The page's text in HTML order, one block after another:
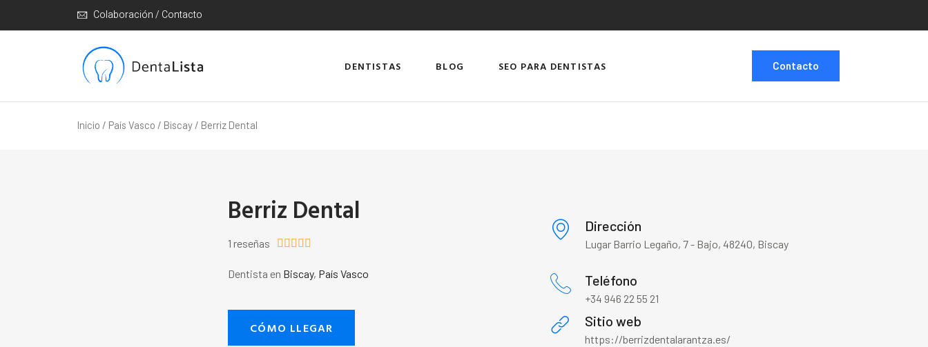
Colaboración / Contacto
DENTISTAS BLOG SEO PARA DENTISTAS Contacto
Inicio / País Vasco / Biscay / Berriz Dental
Berriz Dental
1 reseñas     
Dentista en Biscay, País Vasco
CÓMO LLEGAR
Dirección
Lugar Barrio Legaño, 7 - Bajo, 48240, Biscay
Teléfono
+34 946 22 55 21
Sitio web
https://berrizdentalarantza.es/